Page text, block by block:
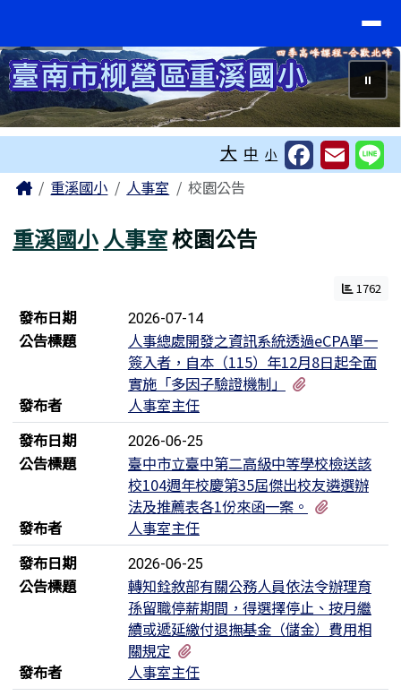
⏸
大 中 小
主內容區域
Home重溪國小 人事室 校園公告
重溪國小人事室校園公告
1762
新聞列表
發布日期 2026-07-14
公告標題
人事總處開發之資訊系統透過eCPA單一
簽入者，自本（115）年12月8日起全面
實施「多因子驗證機制」
發布者
人事室主任
發布日期
2026-06-25
公告標題
臺中市立臺中第二高級中等學校檢送該
校104週年校慶第35屆傑出校友遴選辦
法及推薦表各1份來函一案。
發布者
人事室主任
發布日期
2026-06-25
公告標題
轉知銓敘部有關公務人員依法令辦理育
孫留職停薪期間，得選擇停止、按月繼
續或遞延繳付退撫基金（儲金）費用相
關規定
發布者
人事室主任
頁尾區域